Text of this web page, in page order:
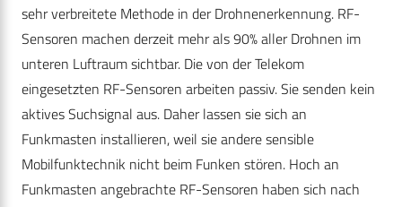
sehr verbreitete Methode in der Drohnenerkennung. RF-
Sensoren machen derzeit mehr als 90% aller Drohnen im
unteren Luftraum sichtbar. Die von der Telekom
eingesetzten RF-Sensoren arbeiten passiv. Sie senden kein
aktives Suchsignal aus. Daher lassen sie sich an
Funkmasten installieren, weil sie andere sensible
Mobilfunktechnik nicht beim Funken stören. Hoch an
Funkmasten angebrachte RF-Sensoren haben sich nach